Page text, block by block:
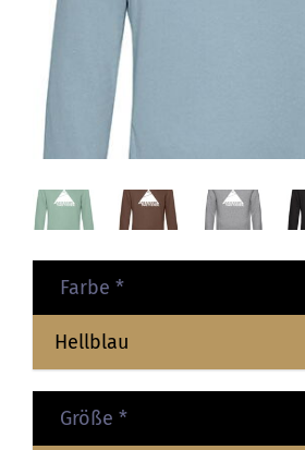
Farbe *
Größe *